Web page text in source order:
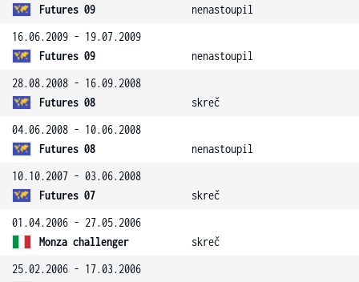
Futures 09
nenastoupil
16.06.2009 - 19.07.2009
Futures 09
nenastoupil
28.08.2008 - 16.09.2008
Futures 08
skreč
04.06.2008 - 10.06.2008
Futures 08
nenastoupil
10.10.2007 - 03.06.2008
Futures 07
skreč
01.04.2006 - 27.05.2006
Monza challenger
skreč
25.02.2006 - 17.03.2006